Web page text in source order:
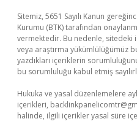
Sitemiz, 5651 Sayılı Kanun
Kurumu (BTK) tarafından
vermektedir. Bu nedenle,
veya araştırma yükümlülüğümüz
yazdıkları içeriklerin
bu sorumluluğu kabul etmiş
Hukuka ve yasal düzenlemelere
içerikleri,
halinde, ilgili içerikler yasal süre